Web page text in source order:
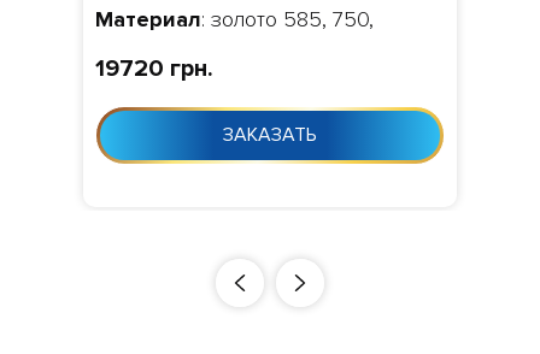
Материал: золото 585, 750,
24 дня с момента заказа
19720 грн.
ЗАКАЗАТЬ